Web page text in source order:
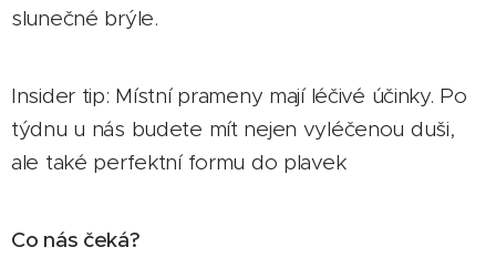
slunečné brýle.
Insider tip: Místní prameny mají léčivé účinky. Po
týdnu u nás budete mít nejen vyléčenou duši,
ale také perfektní formu do plavek 🎳
Co nás čeká?